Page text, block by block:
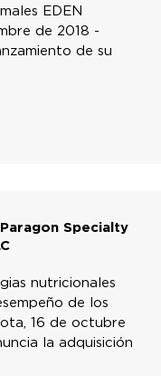
EDEN
de 2018 -
de su
Specialty
nutricionales
de los
16 de octubre
la adquisición